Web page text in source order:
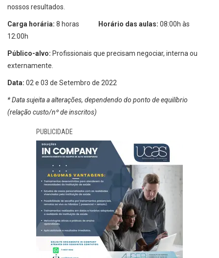
nossos resultados.
Carga horária: 8 horas Horário das aulas: 08:00h às
12:00h
Público-alvo: Profissionais que precisam negociar, interna ou
externamente.
Data: 02 e 03 de Setembro de 2022
* Data sujeita a alterações, dependendo do ponto de equilíbrio
(relação custo/nº de inscritos)
PUBLICIDADE